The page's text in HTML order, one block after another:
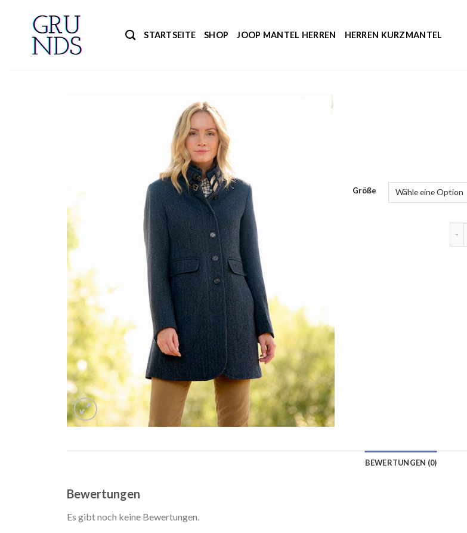
springen
STARTSEITE SHOP JOOP MANTEL HERREN HERREN KURZMANTEL
Größe
BEWERTUNGEN (0)
Bewertungen
Es gibt noch keine Bewertungen.